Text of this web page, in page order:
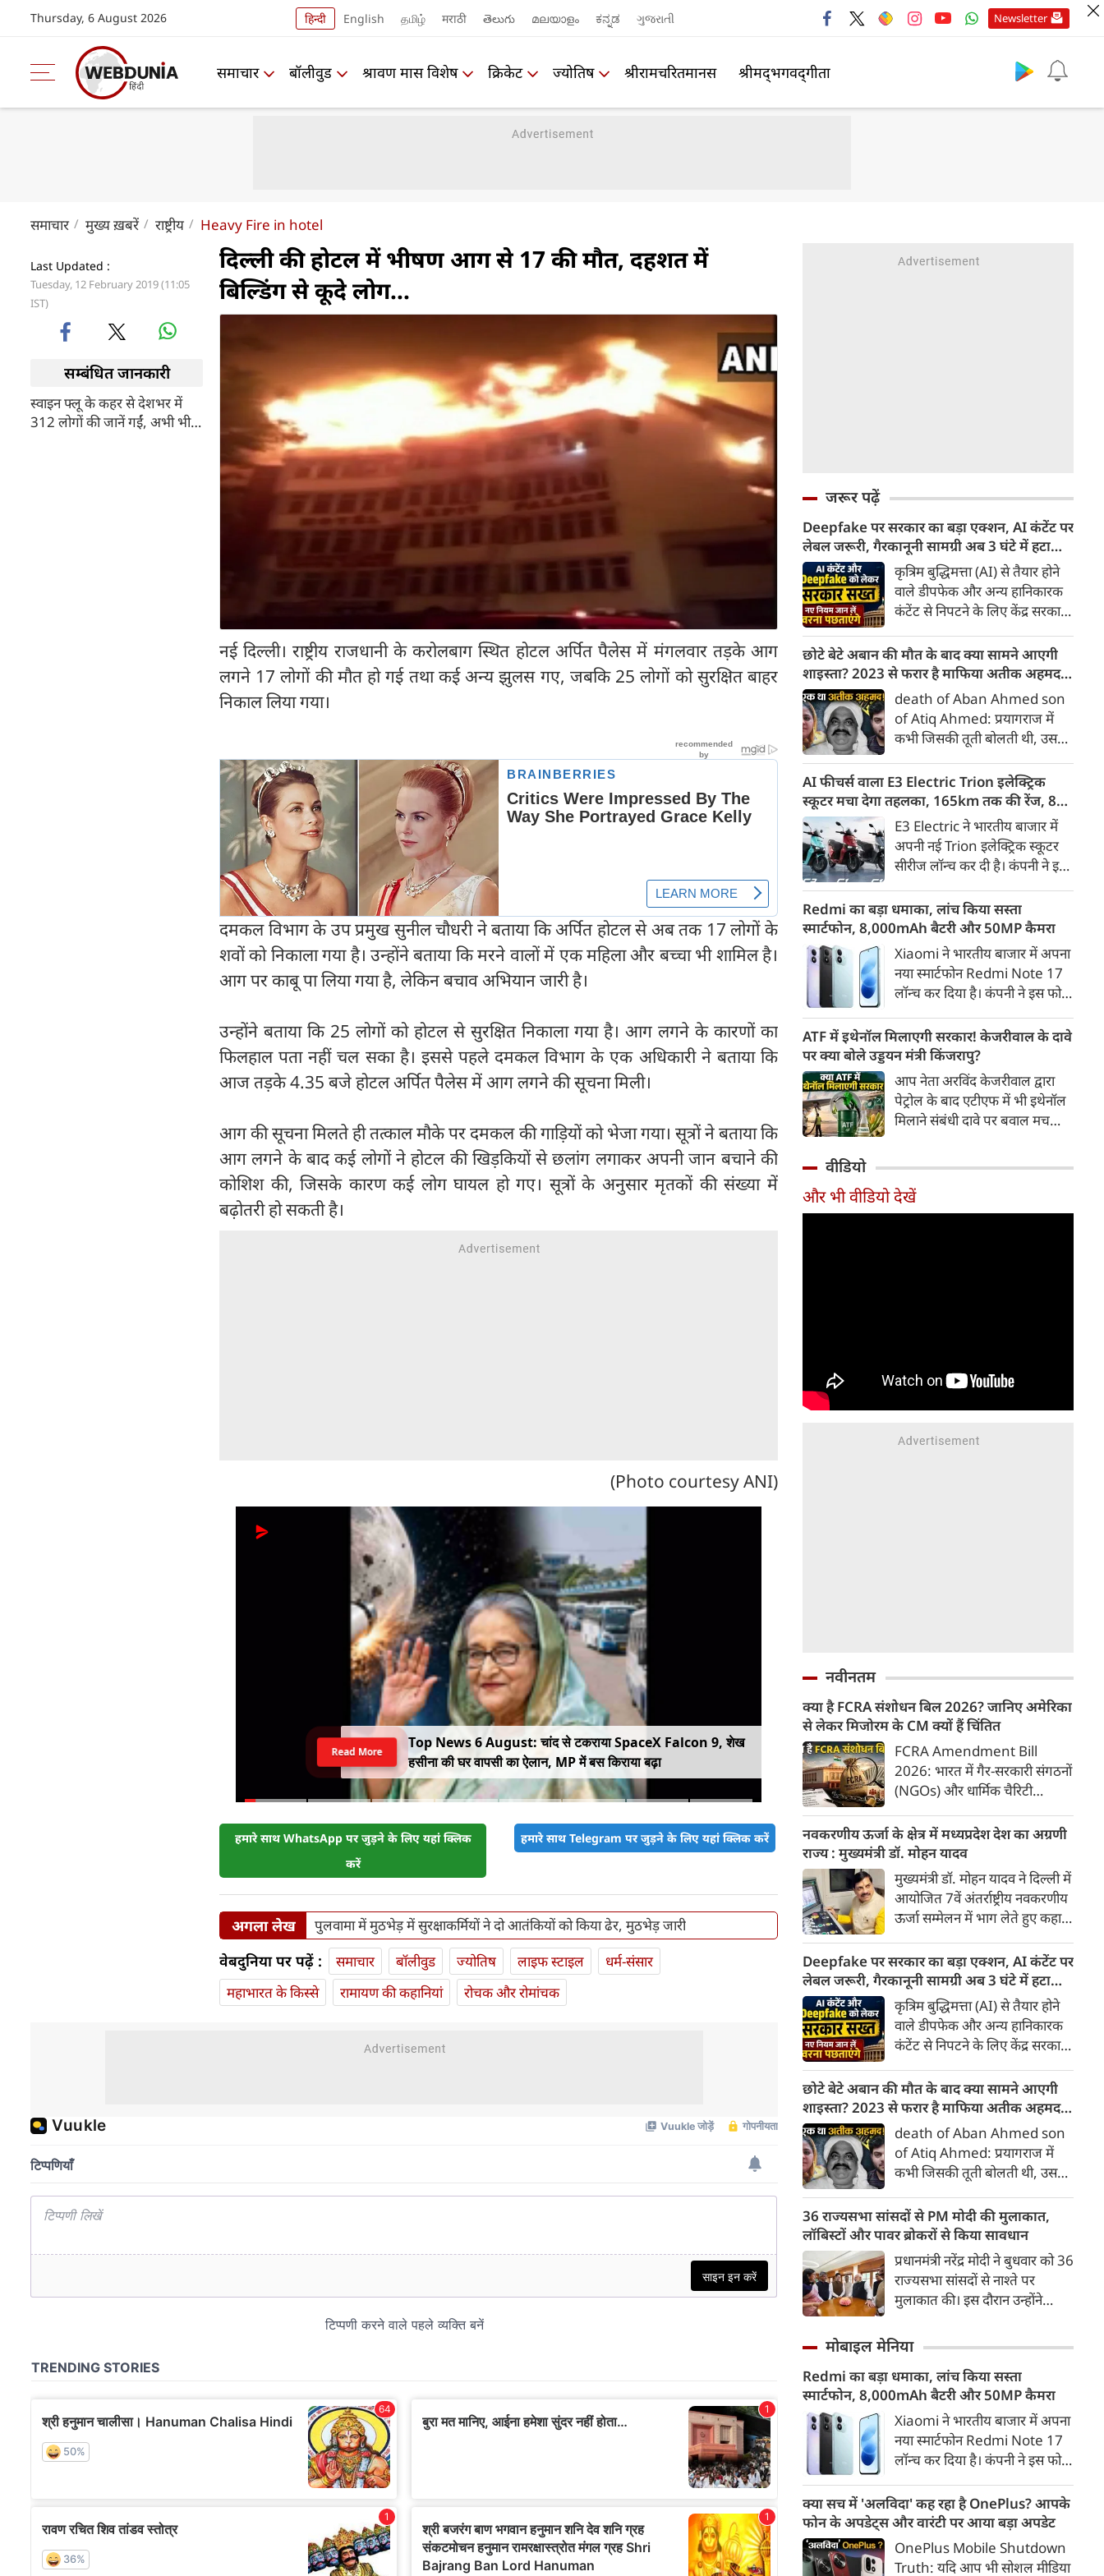
Thursday, 6 August 2026 हिन्दी English தமிழ் मराठी తెలుగు മലയാളം ಕನ್ನಡ ગુજરાતી Newsletter
समाचार बॉलीवुड श्रावण मास विशेष क्रिकेट ज्योतिष श्रीरामचरितमानस श्रीमद्‍भगवद्‍गीता
समाचार मुख्य ख़बरें राष्ट्रीय Heavy Fire in hotel
Last Updated :
Tuesday, 12 February 2019 (11:05
IST)
सम्बंधित जानकारी
स्वाइन फ्लू के कहर से देशभर में
312 लोगों की जानें गईं, अभी भी
दिल्ली की होटल में भीषण आग से 17 की मौत, दहशत में
बिल्डिंग से कूदे लोग...
नई दिल्‍ली। राष्ट्रीय राजधानी के करोलबाग स्थित होटल अर्पित पैलेस में मंगलवार तड़के आग
लगने 17 लोगों की मौत हो गई तथा कई अन्य झुलस गए, जबकि 25 लोगों को सुरक्षित बाहर
निकाल लिया गया।
दमकल विभाग के उप प्रमुख सुनील चौधरी ने बताया कि अर्पित होटल से अब तक 17 लोगों के
शवों को निकाला गया है। उन्होंने बताया कि मरने वालों में एक महिला और बच्चा भी शामिल है।
आग पर काबू पा लिया गया है, लेकिन बचाव अभियान जारी है।
उन्होंने बताया कि 25 लोगों को होटल से सुरक्षित निकाला गया है। आग लगने के कारणों का
फिलहाल पता नहीं चल सका है। इससे पहले दमकल विभाग के एक अधिकारी ने बताया कि
आज तड़के 4.35 बजे होटल अर्पित पैलेस में आग लगने की सूचना मिली।
आग की सूचना मिलते ही तत्काल मौके पर दमकल की गाड़ियों को भेजा गया। सूत्रों ने बताया कि
आग लगने के बाद कई लोगों ने होटल की खिड़कियों से छलांग लगाकर अपनी जान बचाने की
कोशिश की, जिसके कारण कई लोग घायल हो गए। सूत्रों के अनुसार मृतकों की संख्या में
बढ़ोतरी हो सकती है।
(Photo courtesy ANI)
Top News 6 August: चांद से टकराया SpaceX Falcon 9, शेख
हसीना की घर वापसी का ऐलान, MP में बस किराया बढ़ा
Read More
हमारे साथ WhatsApp पर जुड़ने के लिए यहां क्लिक
करें
हमारे साथ Telegram पर जुड़ने के लिए यहां क्लिक करें
अगला लेख पुलवामा में मुठभेड़ में सुरक्षाकर्मियों ने दो आतंकियों को किया ढेर, मुठभेड़ जारी
वेबदुनिया पर पढ़ें : समाचार बॉलीवुड ज्योतिष लाइफ स्‍टाइल
धर्म-संसार
महाभारत के किस्से
रामायण की कहानियां रोचक और रोमांचक
जरूर पढ़ें
Deepfake पर सरकार का बड़ा एक्शन, AI कंटेंट पर
लेबल जरूरी, गैरकानूनी सामग्री अब 3 घंटे में हटानी
होगी, नए नियम जान लें वरना पछताएंगे
कृत्रिम बुद्धिमत्ता (AI) से तैयार होने
वाले डीपफेक और अन्य हानिकारक
कंटेंट से निपटने के लिए केंद्र सरकार
किया है। सरकार ने AI से तैयार कंटेंट
पर स्पष्ट लेबल और पहचान योग्य
मेटाडेटा उपलब्ध कराना अनिवार्य
किया है। साथ ही, सरकारी या
न्यायालय के आदेश के आधार पर
गैरकानूनी जानकारी हटाने की
समयसीमा 36 घंटे से घटाकर 3 घंटे
कर दी गई है।
छोटे बेटे अबान की मौत के बाद क्या सामने आएगी
शाइस्ता? 2023 से फरार है माफिया अतीक अहमद
की पत्नी
death of Aban Ahmed son
of Atiq Ahmed: प्रयागराज में
कभी जिसकी तूती बोलती थी, उस
अहमद के कुनबे पर कानून और
किस्मत की दोहरी मार पड़ रही है।
जिस झांसी जिले में अप्रैल 2023 में
अतीक के एनकाउंटर में मारे गए बेटे
असद की सांसें थमी थीं, उसी झांसी में
अब उसके छोटे बेटे अबान की भीषण
सड़क दुर्घटना में जान चली गई है।
AI फीचर्स वाला E3 Electric Trion इलेक्ट्रिक
स्कूटर मचा देगा तहलका, 165km तक की रेंज, 8
साल की बैटरी वारंटी, कीमत जानेंगे तो हो जाएंगे
हैरान
E3 Electric ने भारतीय बाजार में
अपनी नई Trion इलेक्ट्रिक स्कूटर
सीरीज लॉन्च कर दी है। कंपनी ने इसे
पेश किया है। Trion की शुरुआती
कीमत 99,999 रुपए (एक्स-शोरूम,
बेंगलुरु) रखी गई है। फिलहाल इसकी
बुकिंग बेंगलुरु के ग्राहकों के लिए
कंपनी की आधिकारिक वेबसाइट के
जरिए शुरू की गई है। आने वाले समय
में इसे दूसरे शहरों में भी उपलब्ध
कराया जाएगा।
Redmi का बड़ा धमाका, लांच किया सस्ता
स्मार्टफोन, 8,000mAh बैटरी और 50MP कैमरा
Xiaomi ने भारतीय बाजार में अपना
नया स्मार्टफोन Redmi Note 17
लॉन्च कर दिया है। कंपनी ने इस फोन
डिस्प्ले, 8,000mAh की बड़ी बैटरी
और Qualcomm Snapdragon
चिपसेट के साथ पेश किया है। फोन में
50MP का मेन कैमरा दिया गया है।
इसके अलावा Redmi Note 17 में
Corning Gorilla Glass 7i
चेसिस जैसे फीचर्स मिलते हैं।
ATF में इथेनॉल मिलाएगी सरकार! केजरीवाल के दावे
पर क्या बोले उड्डयन मंत्री किंजरापु?
आप नेता अरविंद केजरीवाल द्वारा
पेट्रोल के बाद एटीएफ में भी इथेनॉल
मिलाने संबंधी दावे पर बवाल मच
इथेनॉल मिलाने की कोई योजना नहीं
है।
वीडियो
और भी वीडियो देखें
नवीनतम
क्या है FCRA संशोधन बिल 2026? जानिए अमेरिका
से लेकर मिजोरम के CM क्यों हैं चिंतित
FCRA Amendment Bill
2026: भारत में गैर-सरकारी संगठनों
(NGOs) और धार्मिक चैरिटी
नियंत्रित करने वाला 'फॉरेन
कंट्रीब्यूशन रेगुलेशन एक्ट' (FCRA)
एक बार फिर बड़े बदलावों को लेकर
सुर्खियों में है। केंद्र सरकार द्वारा लाए
गए FCRA संशोधन बिल 2026 ने न
केवल देश के भीतर, बल्कि सात
समंदर पार अमेरिका तक में सियासी
हलचल बढ़ा दी है।
नवकरणीय ऊर्जा के क्षेत्र में मध्यप्रदेश देश का अग्रणी
राज्य : मुख्यमंत्री डॉ. मोहन यादव
मुख्यमंत्री डॉ. मोहन यादव ने दिल्ली में
आयोजित 7वें अंतर्राष्ट्रीय नवकरणीय
ऊर्जा सम्मेलन में भाग लेते हुए कहा
500 गीगा वॉट गैर-जीवाश्म ऊर्जा
क्षमता के राष्ट्रीय लक्ष्य की प्राप्ति के
लिए पूरी प्रतिबद्धता के साथ कार्य कर
रहा है। उन्होंने कहा कि राज्य
नवकरणीय ऊर्जा, ऊर्जा भंडारण तथा
हरित औद्योगिक विकास के क्षेत्र में
तेजी से आगे बढ़ रहा है। म.प्र. आज
देश के अग्रणी राज्यों में अपनी विशिष्ट
पहचान बना चुका है।
Deepfake पर सरकार का बड़ा एक्शन, AI कंटेंट पर
लेबल जरूरी, गैरकानूनी सामग्री अब 3 घंटे में हटानी
होगी, नए नियम जान लें वरना पछताएंगे
कृत्रिम बुद्धिमत्ता (AI) से तैयार होने
वाले डीपफेक और अन्य हानिकारक
कंटेंट से निपटने के लिए केंद्र सरकार
किया है। सरकार ने AI से तैयार कंटेंट
पर स्पष्ट लेबल और पहचान योग्य
मेटाडेटा उपलब्ध कराना अनिवार्य
किया है। साथ ही, सरकारी या
न्यायालय के आदेश के आधार पर
गैरकानूनी जानकारी हटाने की
समयसीमा 36 घंटे से घटाकर 3 घंटे
कर दी गई है।
छोटे बेटे अबान की मौत के बाद क्या सामने आएगी
शाइस्ता? 2023 से फरार है माफिया अतीक अहमद
की पत्नी
death of Aban Ahmed son
of Atiq Ahmed: प्रयागराज में
कभी जिसकी तूती बोलती थी, उस
अहमद के कुनबे पर कानून और
किस्मत की दोहरी मार पड़ रही है।
जिस झांसी जिले में अप्रैल 2023 में
अतीक के एनकाउंटर में मारे गए बेटे
असद की सांसें थमी थीं, उसी झांसी में
अब उसके छोटे बेटे अबान की भीषण
36 राज्यसभा सांसदों से PM मोदी की मुलाकात,
लॉबिस्टों और पावर ब्रोकरों से किया सावधान
प्रधानमंत्री नरेंद्र मोदी ने बुधवार को 36
राज्यसभा सांसदों से नाश्ते पर
मुलाकात की। इस दौरान उन्होंने
अपने-अपने निर्वाचन क्षेत्रों के लोगों के
पावर ब्रोकरों से दूरी बनाए रखने की
सलाह दी।
मोबाइल मेनिया
Redmi का बड़ा धमाका, लांच किया सस्ता
स्मार्टफोन, 8,000mAh बैटरी और 50MP कैमरा
Xiaomi ने भारतीय बाजार में अपना
नया स्मार्टफोन Redmi Note 17
लॉन्च कर दिया है। कंपनी ने इस फोन
डिस्प्ले, 8,000mAh की बड़ी बैटरी
और Qualcomm Snapdragon
चिपसेट के साथ पेश किया है। फोन में
50MP का मेन कैमरा दिया गया है।
क्या सच में 'अलविदा' कह रहा है OnePlus? आपके
फोन के अपडेट्स और वारंटी पर आया बड़ा अपडेट
OnePlus Mobile Shutdown
Truth: यदि आप भी सोशल मीडिया